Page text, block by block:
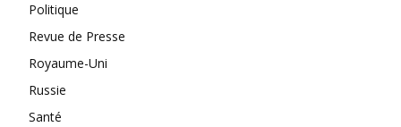
Politique
Revue de Presse
Royaume-Uni
Russie
Santé